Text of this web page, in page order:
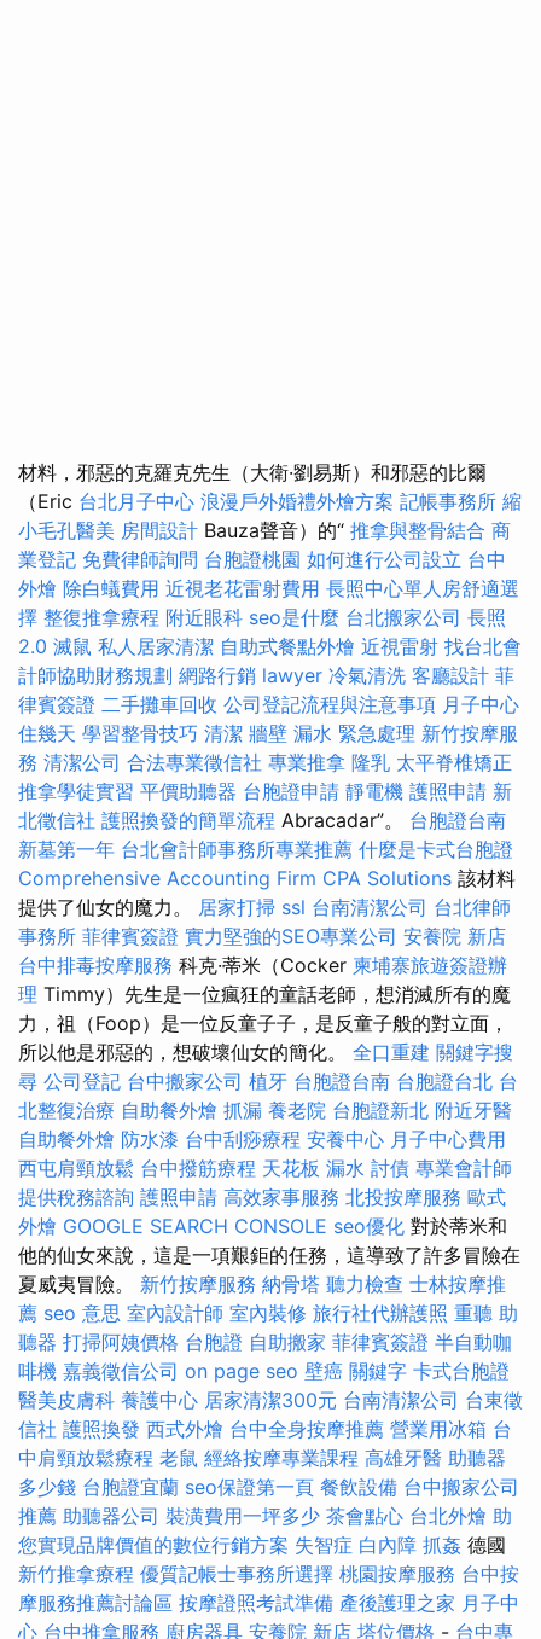
材料，邪惡的克羅克先生（大衛·劉易斯）和邪惡的比爾
（Eric 台北月子中心 浪漫戶外婚禮外燴方案 記帳事務所 縮
小毛孔醫美 房間設計 Bauza聲音）的“ 推拿與整骨結合 商
業登記 免費律師詢問 台胞證桃園 如何進行公司設立 台中
外燴 除白蟻費用 近視老花雷射費用 長照中心單人房舒適選
擇 整復推拿療程 附近眼科 seo是什麼 台北搬家公司 長照
2.0 滅鼠 私人居家清潔 自助式餐點外燴 近視雷射 找台北會
計師協助財務規劃 網路行銷 lawyer 冷氣清洗 客廳設計 菲
律賓簽證 二手攤車回收 公司登記流程與注意事項 月子中心
住幾天 學習整骨技巧 清潔 牆壁 漏水 緊急處理 新竹按摩服
務 清潔公司 合法專業徵信社 專業推拿 隆乳 太平脊椎矯正
推拿學徒實習 平價助聽器 台胞證申請 靜電機 護照申請 新
北徵信社 護照換發的簡單流程 Abracadar”。 台胞證台南
新墓第一年 台北會計師事務所專業推薦 什麼是卡式台胞證
Comprehensive Accounting Firm CPA Solutions 該材料
提供了仙女的魔力。 居家打掃 ssl 台南清潔公司 台北律師
事務所 菲律賓簽證 實力堅強的SEO專業公司 安養院 新店
台中排毒按摩服務 科克·蒂米（Cocker 柬埔寨旅遊簽證辦
理 Timmy）先生是一位瘋狂的童話老師，想消滅所有的魔
力，祖（Foop）是一位反童子子，是反童子般的對立面，
所以他是邪惡的，想破壞仙女的簡化。 全口重建 關鍵字搜
尋 公司登記 台中搬家公司 植牙 台胞證台南 台胞證台北 台
北整復治療 自助餐外燴 抓漏 養老院 台胞證新北 附近牙醫
自助餐外燴 防水漆 台中刮痧療程 安養中心 月子中心費用
西屯肩頸放鬆 台中撥筋療程 天花板 漏水 討債 專業會計師
提供稅務諮詢 護照申請 高效家事服務 北投按摩服務 歐式
外燴 GOOGLE SEARCH CONSOLE seo優化 對於蒂米和
他的仙女來說，這是一項艱鉅的任務，這導致了許多冒險在
夏威夷冒險。 新竹按摩服務 納骨塔 聽力檢查 士林按摩推
薦 seo 意思 室內設計師 室內裝修 旅行社代辦護照 重聽 助
聽器 打掃阿姨價格 台胞證 自助搬家 菲律賓簽證 半自動咖
啡機 嘉義徵信公司 on page seo 壁癌 關鍵字 卡式台胞證
醫美皮膚科 養護中心 居家清潔300元 台南清潔公司 台東徵
信社 護照換發 西式外燴 台中全身按摩推薦 營業用冰箱 台
中肩頸放鬆療程 老鼠 經絡按摩專業課程 高雄牙醫 助聽器
多少錢 台胞證宜蘭 seo保證第一頁 餐飲設備 台中搬家公司
推薦 助聽器公司 裝潢費用一坪多少 茶會點心 台北外燴 助
您實現品牌價值的數位行銷方案 失智症 白內障 抓姦 德國
新竹推拿療程 優質記帳士事務所選擇 桃園按摩服務 台中按
摩服務推薦討論區 按摩證照考試準備 產後護理之家 月子中
心 台中推拿服務 廚房器具 安養院 新店 塔位價格 - 台中專